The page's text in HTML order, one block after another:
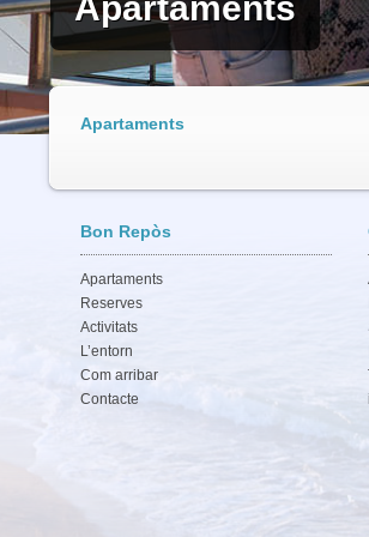
Apartaments
Bon Repòs
Apartaments
Reserves
Activitats
L’entorn
Com arribar
Contacte